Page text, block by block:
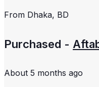
From Dhaka, BD
Purchased -
About 5 months ago